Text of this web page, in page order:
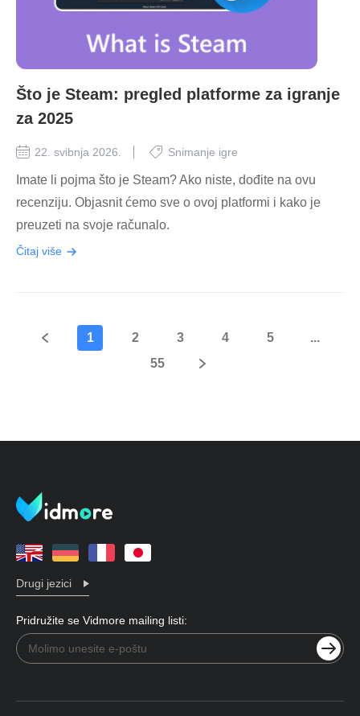
Što je Steam: pregled platforme za igranje
za 2025
22. svibnja 2026. Snimanje igre
Imate li pojma što je Steam? Ako niste, dođite na ovu
recenziju. Objasnit ćemo sve o ovoj platformi i kako je
preuzeti na svoje računalo.
Čitaj više
1 2 3 4 5
...
55
Drugi jezici
Pridružite se Vidmore mailing listi: